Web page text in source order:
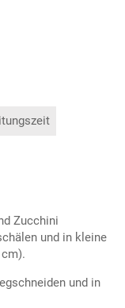
Zucchini
und in kleine
und in